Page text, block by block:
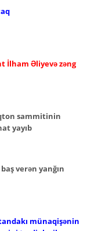
İlham Əliyevə zəng
sammitinin
yayıb
verən yanğın
münaqişənin